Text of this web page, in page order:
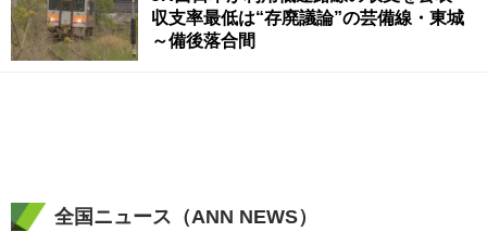
収支率最低は“存廃議論”の芸備線・東城
～備後落合間
全国ニュース（ANN NEWS）